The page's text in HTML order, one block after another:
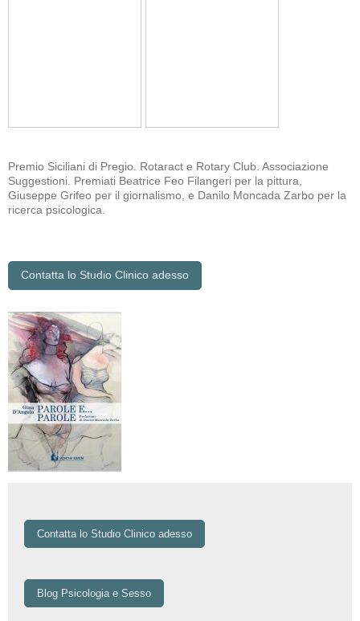
Premio Siciliani di Pregio. Rotaract e Rotary Club. Associazione
Suggestioni. Premiati Beatrice Feo Filangeri per la pittura,
Giuseppe Grifeo per il giornalismo, e Danilo Moncada Zarbo per la
ricerca psicologica.
Contatta lo Studio Clinico adesso
Contatta lo Studio Clinico adesso
Blog Psicologia e Sesso